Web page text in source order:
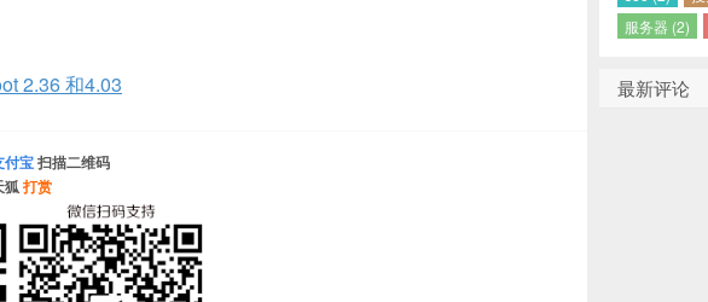
2.36 和4.03
付宝扫描二维码
狐打赏
服务器 (2)
最新评论